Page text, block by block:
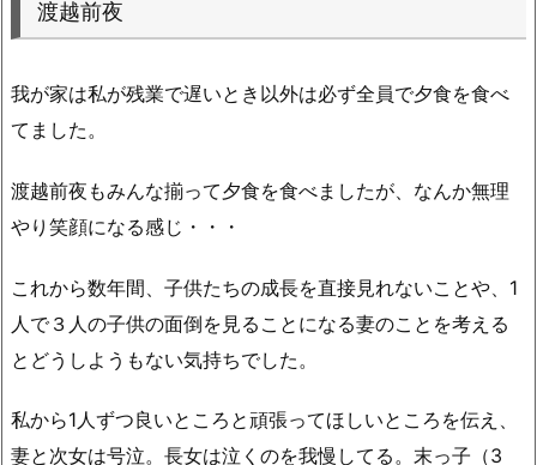
渡越前夜
我が家は私が残業で遅いとき以外は必ず全員で夕食を食べ
てました。
渡越前夜もみんな揃って夕食を食べましたが、なんか無理
やり笑顔になる感じ・・・
これから数年間、子供たちの成長を直接見れないことや、1
人で３人の子供の面倒を見ることになる妻のことを考える
とどうしようもない気持ちでした。
私から1人ずつ良いところと頑張ってほしいところを伝え、
妻と次女は号泣。長女は泣くのを我慢してる。末っ子（3